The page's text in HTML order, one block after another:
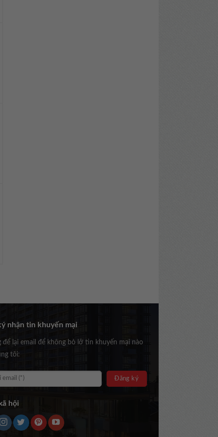
nhận tin khuyến mại
để lại email để không bỏ lỡ tin khuyến mại nào
tôi:
hội